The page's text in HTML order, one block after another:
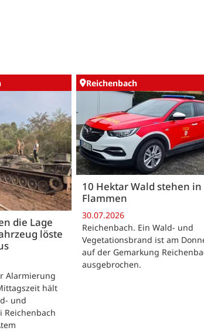
die Lage
löste
Alarmierung
hält
und
Reichenbach
Reichenbach
10 Hektar Wald stehen in
Flammen
30.07.2026
Reichenbach. Ein Wald- und
Vegetationsbrand ist am
auf der Gemarkung
ausgebrochen.